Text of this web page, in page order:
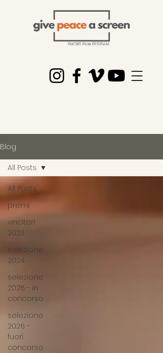
Blog
All Posts
premi
vincitori
2023
selezione
2024
selezione
2026 - in
concorso
selezione
2026 -
fuori
concorso
All Posts